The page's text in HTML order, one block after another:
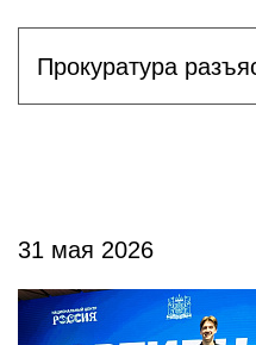
Прокуратура
31 мая 2026